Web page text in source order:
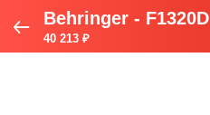
Behringer - F1320D
40 213 ₽